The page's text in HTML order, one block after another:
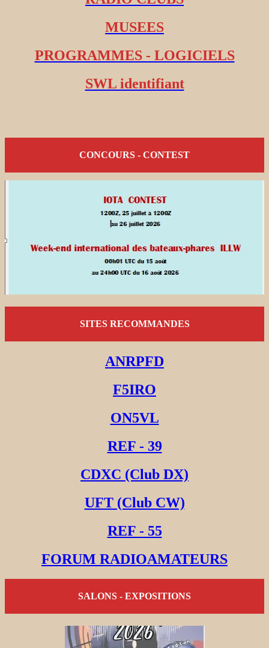
MUSEES
PROGRAMMES - LOGICIELS
SWL identifiant
CONCOURS - CONTEST
SITES RECOMMANDES
ANRPFD
F5IRO
ON5VL
REF - 39
CDXC (Club DX)
UFT (Club CW)
REF - 55
FORUM RADIOAMATEURS
SALONS - EXPOSITIONS